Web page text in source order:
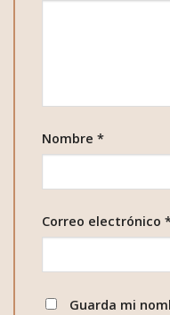
Nombre *
Correo electrónico
Guarda mi